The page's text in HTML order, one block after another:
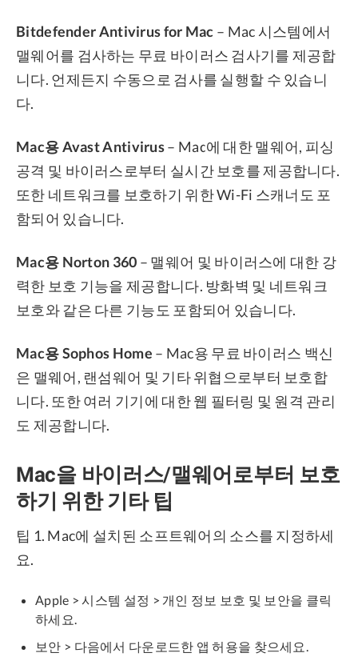
Bitdefender Antivirus for Mac – Mac 시스템에서
맬웨어를 검사하는 무료 바이러스 검사기를 제공합
니다. 언제든지 수동으로 검사를 실행할 수 있습니
다.
Mac용 Avast Antivirus– Mac에 대한 맬웨어, 피싱
공격 및 바이러스로부터 실시간 보호를 제공합니다.
또한 네트워크를 보호하기 위한 Wi-Fi 스캐너도 포
함되어 있습니다.
Mac용 Norton 360 – 맬웨어 및 바이러스에 대한 강
력한 보호 기능을 제공합니다. 방화벽 및 네트워크
보호와 같은 다른 기능도 포함되어 있습니다.
Mac용 Sophos Home – Mac용 무료 바이러스 백신
은 맬웨어, 랜섬웨어 및 기타 위협으로부터 보호합
니다. 또한 여러 기기에 대한 웹 필터링 및 원격 관리
도 제공합니다.
Mac을 바이러스/맬웨어로부터 보호
하기 위한 기타 팁
팁 1. Mac에 설치된 소프트웨어의 소스를 지정하세
요.
Apple > 시스템 설정 > 개인 정보 보호 및 보안을 클릭
하세요.
보안 > 다음에서 다운로드한 앱 허용을 찾으세요.